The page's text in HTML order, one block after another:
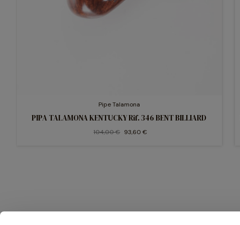
Pipe Talamona
PIPA TALAMONA KENTUCKY Rif. 346 BENT BILLIARD
104,00 € 93,60 €